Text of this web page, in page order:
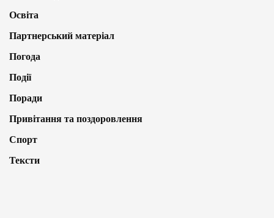
Освіта
Партнерський матеріал
Погода
Події
Поради
Привітання та поздоровлення
Спорт
Тексти